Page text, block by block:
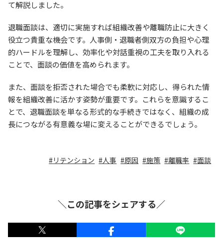
て解説しました。
退職面談は、適切に実施すれば組織改善や離職防止に大きく
役立つ貴重な機会です。人事側・退職者側双方の負担や心理
的ハードルを理解し、効率化や対話重視の工夫を取り入れる
ことで、面談の価値を高められます。
また、面談を拒否された場合でも柔軟に対応し、得られた情
報を組織改善に活かす姿勢が重要です。これらを意識するこ
とで、退職面談を単なる形式的な手続きではなく、組織の成
長につながる有意義な場に変えることができるでしょう。
リテンション 人事 原因 施策 離職率 面談
＼この記事をシェアする／